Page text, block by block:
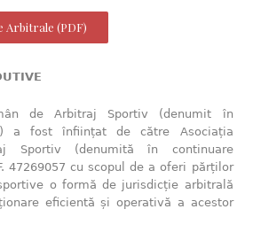
Arbitrale (PDF)
de Arbitraj Sportiv (denumit în
a fost înființat de către Asociația
Sportiv (denumită în continuare
47269057 cu scopul de a oferi părților
o formă de jurisdicție arbitrală
eficientă și operativă a acestor